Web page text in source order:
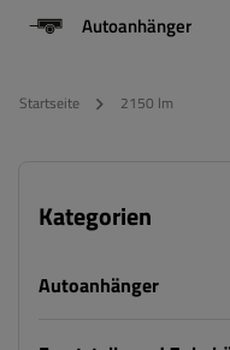
Autoanhänger
Startseite 2150 lm
Kategorien
Autoanhänger